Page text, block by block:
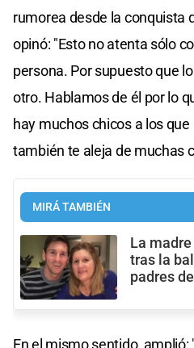
rumorea desde la conquista
opinó: "Esto no atenta sólo
persona. Por supuesto que
otro. Hablamos de él por lo
hay muchos chicos a los
también te aleja de muchas
MIRÁ TAMBIÉN
La
tras la
padres
En el mismo sentido, amplió: